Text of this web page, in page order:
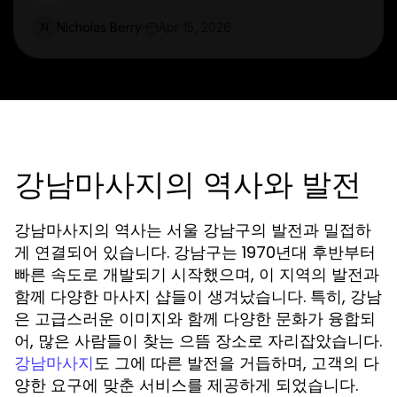
강남마사지의 역사와 발전
강남마사지의 역사는 서울 강남구의 발전과 밀접하
게 연결되어 있습니다. 강남구는 1970년대 후반부터
빠른 속도로 개발되기 시작했으며, 이 지역의 발전과
함께 다양한 마사지 샵들이 생겨났습니다. 특히, 강남
은 고급스러운 이미지와 함께 다양한 문화가 융합되
어, 많은 사람들이 찾는 으뜸 장소로 자리잡았습니다.
강남마사지도 그에 따른 발전을 거듭하며, 고객의 다
양한 요구에 맞춘 서비스를 제공하게 되었습니다.